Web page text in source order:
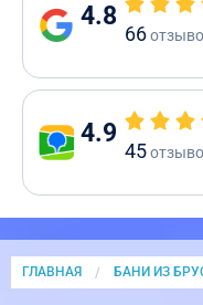
4.8
66
4.9
45
ГЛАВНАЯ БАНИ ИЗ